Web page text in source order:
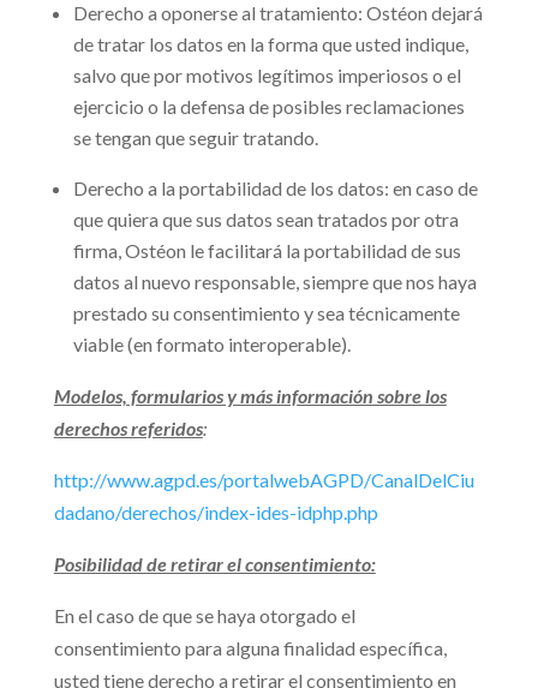
Derecho a oponerse al tratamiento: Ostéon dejará
de tratar los datos en la forma que usted indique,
salvo que por motivos legítimos imperiosos o el
ejercicio o la defensa de posibles reclamaciones
se tengan que seguir tratando.
Derecho a la portabilidad de los datos: en caso de
que quiera que sus datos sean tratados por otra
firma, Ostéon le facilitará la portabilidad de sus
datos al nuevo responsable, siempre que nos haya
prestado su consentimiento y sea técnicamente
viable (en formato interoperable).
Modelos, formularios y más información sobre los
derechos referidos:
http://www.agpd.es/portalwebAGPD/CanalDelCiu
dadano/derechos/index-ides-idphp.php
Posibilidad de retirar el consentimiento:
En el caso de que se haya otorgado el
consentimiento para alguna finalidad específica,
usted tiene derecho a retirar el consentimiento en